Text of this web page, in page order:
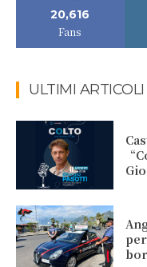
20,616
Fans
ULTIMI ARTICOLI